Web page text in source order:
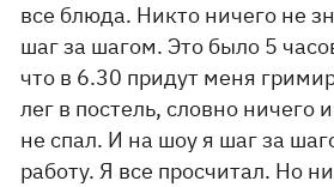
все блюда. Никто ничего не
шаг за шагом. Это было 5
что в 6.30 придут меня
лег в постель, словно ничего
не спал. И на шоу я шаг за
работу. Я все просчитал. Но